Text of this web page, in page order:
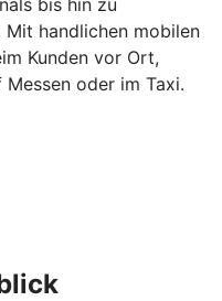
handlichen mobilen
Kunden vor Ort,
oder im Taxi.